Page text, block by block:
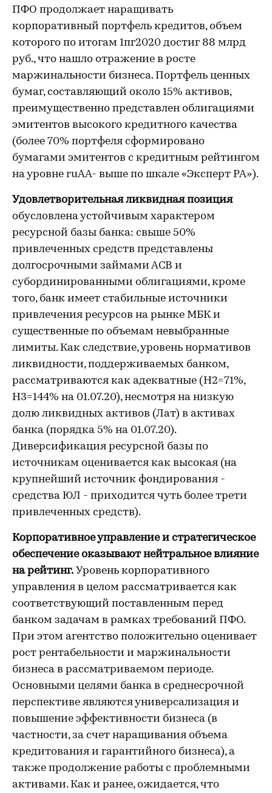
ПФО продолжает наращивать
корпоративный портфель кредитов, объем
которого по итогам 1пг2020 достиг 88 млрд
руб., что нашло отражение в росте
маржинальности бизнеса. Портфель ценных
бумаг, составляющий около 15% активов,
преимущественно представлен облигациями
эмитентов высокого кредитного качества
(более 70% портфеля сформировано
бумагами эмитентов с кредитным рейтингом
на уровне ruAA- выше по шкале «Эксперт РА»).
Удовлетворительная ликвидная позиция
обусловлена устойчивым характером
ресурсной базы банка: свыше 50%
привлеченных средств представлены
долгосрочными займами АСВ и
субординированными облигациями, кроме
того, банк имеет стабильные источники
привлечения ресурсов на рынке МБК и
существенные по объемам невыбранные
лимиты. Как следствие, уровень нормативов
ликвидности, поддерживаемых банком,
рассматриваются как адекватные (Н2=71%,
Н3=144% на 01.07.20), несмотря на низкую
долю ликвидных активов (Лат) в активах
банка (порядка 5% на 01.07.20).
Диверсификация ресурсной базы по
источникам оценивается как высокая (на
крупнейший источник фондирования -
средства ЮЛ - приходится чуть более трети
привлеченных средств).
Корпоративное управление и стратегическое
обеспечение оказывают нейтральное влияние
на рейтинг. Уровень корпоративного
управления в целом рассматривается как
соответствующий поставленным перед
банком задачам в рамках требований ПФО.
При этом агентство положительно оценивает
рост рентабельности и маржинальности
бизнеса в рассматриваемом периоде.
Основными целями банка в среднесрочной
перспективе являются универсализация и
повышение эффективности бизнеса (в
частности, за счет наращивания объема
кредитования и гарантийного бизнеса), а
также продолжение работы с проблемными
активами. Как и ранее, ожидается, что